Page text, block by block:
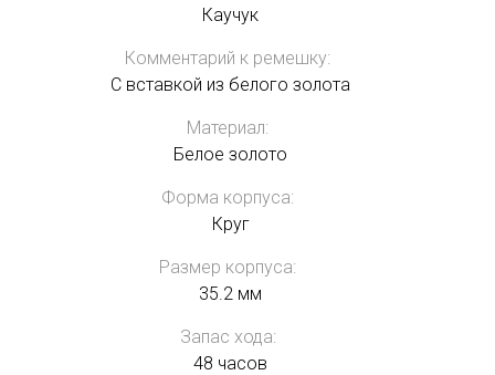
Каучук
Комментарий к ремешку:
С вставкой из белого золота
Материал:
Белое золото
Форма корпуса:
Круг
Размер корпуса:
35.2 мм
Запас хода:
48 часов